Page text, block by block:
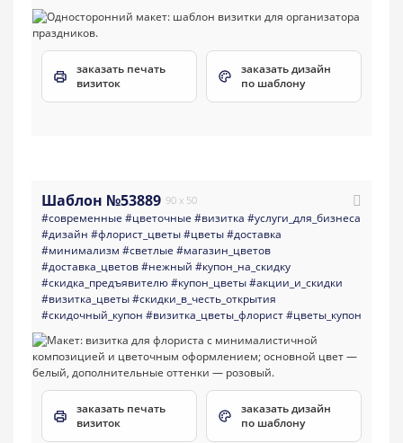
заказать печать
визиток
заказать дизайн
по шаблону
Шаблон №53889 90 x 50
#современные #цветочные #визитка #услуги_для_бизнеса
#дизайн #флорист_цветы#цветы#доставка
#минимализм #светлые #магазин_цветов
#доставка_цветов#нежный #купон_на_скидку
#скидка_предъявителю#купон_цветы#акции_и_скидки
#визитка_цветы#скидки_в_честь_открытия
#скидочный_купон #визитка_цветы_флорист#цветы_купон
заказать печать
визиток
заказать дизайн
по шаблону